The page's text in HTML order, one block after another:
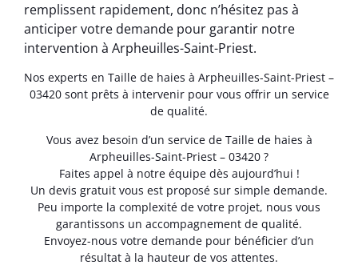
remplissent rapidement, donc n’hésitez pas à
anticiper votre demande pour garantir notre
intervention à Arpheuilles-Saint-Priest.
Nos experts en Taille de haies à Arpheuilles-Saint-Priest –
03420 sont prêts à intervenir pour vous offrir un service
de qualité.
Vous avez besoin d’un service de Taille de haies à
Arpheuilles-Saint-Priest – 03420 ?
Faites appel à notre équipe dès aujourd’hui !
Un devis gratuit vous est proposé sur simple demande.
Peu importe la complexité de votre projet, nous vous
garantissons un accompagnement de qualité.
Envoyez-nous votre demande pour bénéficier d’un
résultat à la hauteur de vos attentes.